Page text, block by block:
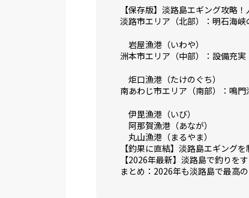
【保存版】淡路島エギング攻略
淡路市エリア（北部）：明石海峡
岩屋漁港（いわや）
洲本市エリア（中部）：設備充
炬口漁港（たけのぐち）
南あわじ市エリア（南部）：鳴
伊毘漁港（いび）
阿那賀漁港（あなが）
丸山漁港（まるやま）
【釣果に直結】淡路島エギング
【2026年最新】淡路島で釣りを
まとめ：2026年も淡路島で最高